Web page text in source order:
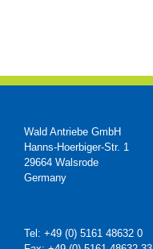
Wald Antriebe GmbH
Hanns-Hoerbiger-Str. 1
29664 Walsrode
Germany
Tel: +49 (0) 5161 48632 0